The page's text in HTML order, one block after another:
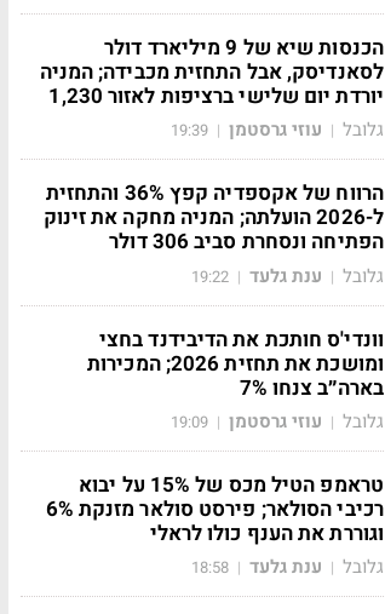
הכנסות שיא של 9 מיליארד דולר
לסאנדיסק, אבל התחזית מכבידה; המניה
יורדת יום שלישי ברציפות לאזור 1,230
גלובל | עוזי גרסטמן |
19:39
הרווח של אקספדיה קפץ 36% והתחזית
ל-2026 הועלתה; המניה מחקה את זינוק
הפתיחה ונסחרת סביב 306 דולר
גלובל | ענת גלעד |
19:22
וונדי'ס חותכת את הדיבידנד בחצי
ומושכת את תחזית 2026; המכירות
בארה״ב צנחו 7%
גלובל | עוזי גרסטמן |
19:09
טראמפ הטיל מכס של 15% על יבוא
רכיבי הסולאר; פירסט סולאר מזנקת 6%
וגוררת את הענף כולו לראלי
גלובל | ענת גלעד |
18:58